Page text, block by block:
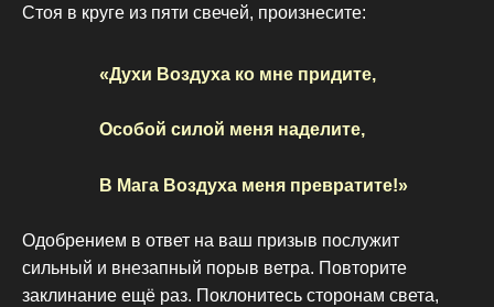
Стоя в круге из пяти свечей, произнесите:
«Духи Воздуха ко мне придите,
Особой силой меня наделите,
В Мага Воздуха меня превратите!»
Одобрением в ответ на ваш призыв послужит
сильный и внезапный порыв ветра. Повторите
заклинание ещё раз. Поклонитесь сторонам света,